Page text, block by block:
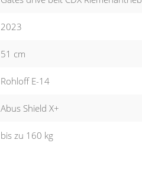
2023
51 cm
Rohloff E-14
Abus Shield X+
bis zu 160 kg